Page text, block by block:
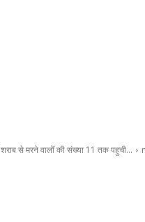
शराब से मरने वालोँ की संख्या 11 तक पहुची…